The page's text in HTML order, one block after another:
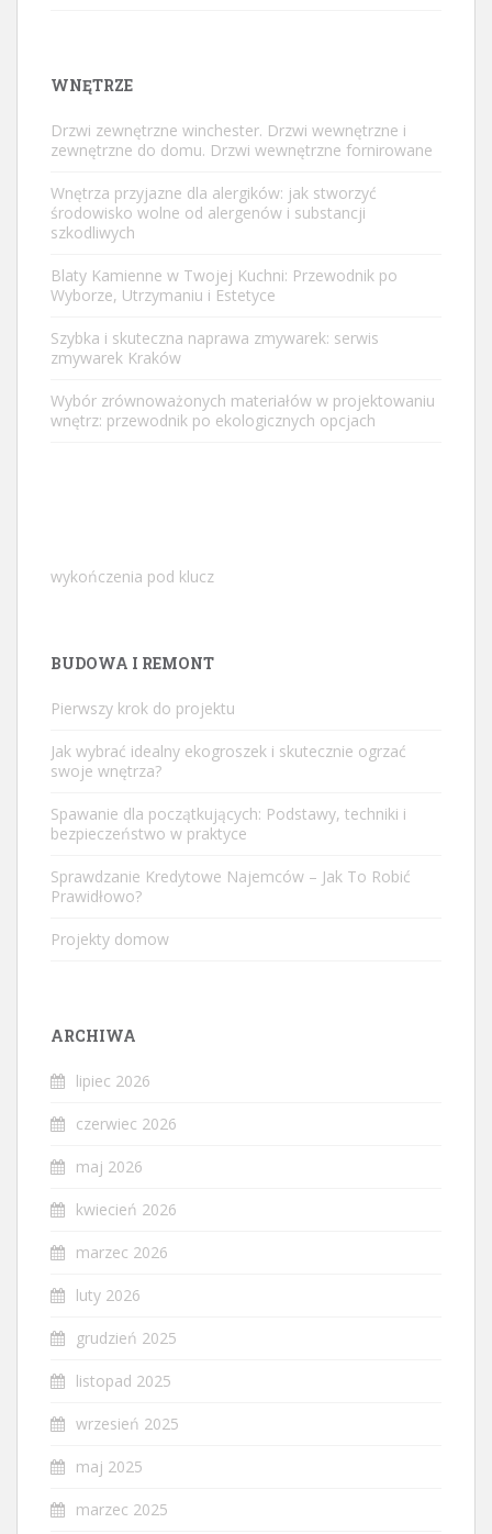
WNĘTRZE
Drzwi zewnętrzne winchester. Drzwi wewnętrzne i
zewnętrzne do domu. Drzwi wewnętrzne fornirowane
Wnętrza przyjazne dla alergików: jak stworzyć
środowisko wolne od alergenów i substancji
szkodliwych
Blaty Kamienne w Twojej Kuchni: Przewodnik po
Wyborze, Utrzymaniu i Estetyce
Szybka i skuteczna naprawa zmywarek: serwis
zmywarek Kraków
Wybór zrównoważonych materiałów w projektowaniu
wnętrz: przewodnik po ekologicznych opcjach
wykończenia pod klucz
BUDOWA I REMONT
Pierwszy krok do projektu
Jak wybrać idealny ekogroszek i skutecznie ogrzać
swoje wnętrza?
Spawanie dla początkujących: Podstawy, techniki i
bezpieczeństwo w praktyce
Sprawdzanie Kredytowe Najemców – Jak To Robić
Prawidłowo?
Projekty domow
ARCHIWA
lipiec 2026
czerwiec 2026
maj 2026
kwiecień 2026
marzec 2026
luty 2026
grudzień 2025
listopad 2025
wrzesień 2025
maj 2025
marzec 2025